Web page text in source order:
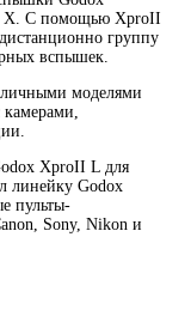
X. С помощью XproII
группу
вспышек.
моделями
XproII L для
линейку Godox
пульты-
Sony, Nikon и